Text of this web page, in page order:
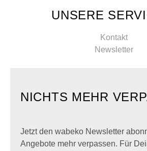
UNSERE
Kontakt
Newsletter
NICHTS MEHR
Jetzt den wabeko Newsletter
Angebote mehr verpassen. Für